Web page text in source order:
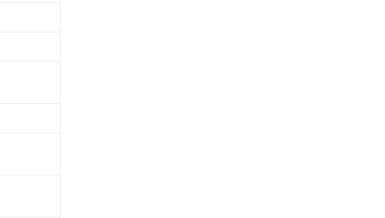
および標準価格(税抜)を提供させていただ
時点での社内データに基づき作成されるも
とは異なる場合があることをご了承くださ
ワーク
」をご確認ください。
者に漏洩または開示しないようお願いしま
だくには、I-Webメンバーズにご登録され
トについて、当社および当社の共同利用者
に必要な範囲で利用することをご了承くだ
、
ポリ臭化ジフェニルエーテル類(PBDE) 1000ppm以下、
ブチルベンジル（BBP） 1000ppm以下、フタル酸ジブチ
確認しています。
あります。
とを示します。
ポリ臭化ジフェニルエーテル類) : 1000ppm、
BBP(フタル酸ブチルベンジル) : 1000ppm、
を示します。
、環境に深刻な影響を及ぼさない年数を意
法に定める商品（以下｢規制貨物等」とい
輸出許可(または役務取引許可)を取得する
違法に輸出されないよう必要な手段を講じ
よび3の内容を当該第三者に通知します。
出するおそれがある場合は、取り引きをい
先、またはお客様担当のオムロン制御
機種